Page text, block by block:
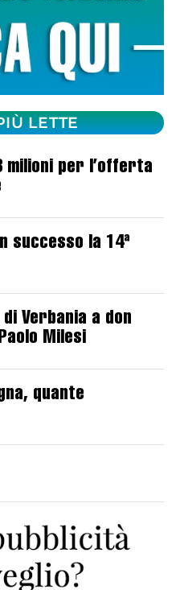
LETTE
milioni per l’offerta
successo la 14ª
Verbania a don
Milesi
quante